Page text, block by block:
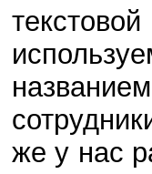
же у нас